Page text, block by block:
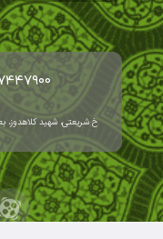
خ شریعتی، شهید کلاهدوز،